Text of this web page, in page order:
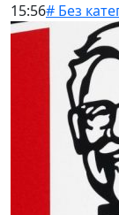
15:56# Без